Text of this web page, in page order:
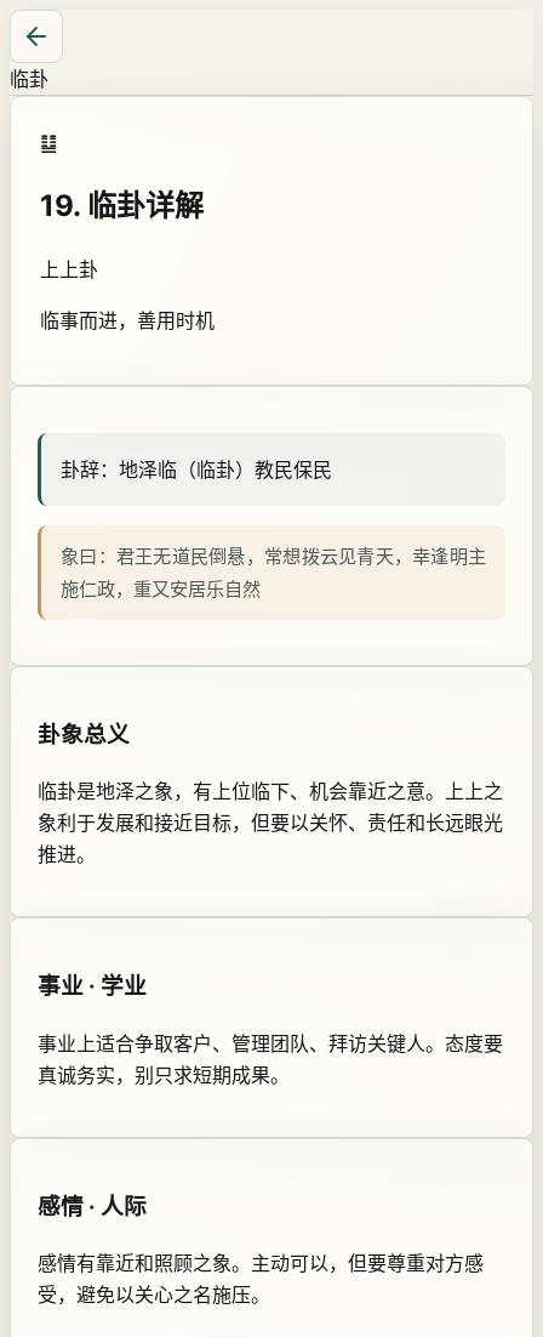
临卦
䷒
19. 临卦详解
上上卦
临事而进，善用时机
卦辞： 地泽临（临卦）教民保民
象曰： 君王无道民倒悬，常想拨云见青天，幸逢明主
施仁政，重又安居乐自然
卦象总义
临卦是地泽之象，有上位临下、机会靠近之意。上上之
象利于发展和接近目标，但要以关怀、责任和长远眼光
推进。
事业 · 学业
事业上适合争取客户、管理团队、拜访关键人。态度要
真诚务实，别只求短期成果。
感情 · 人际
感情有靠近和照顾之象。主动可以，但要尊重对方感
受，避免以关心之名施压。